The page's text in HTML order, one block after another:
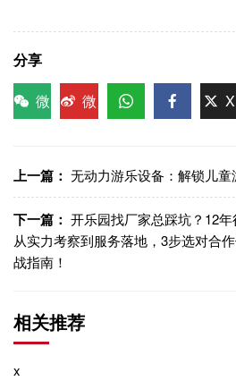
分享
微
微
X
上一篇： 无动力游乐设备：解锁儿
下一篇： 开乐园找厂家总踩坑？12
从实力考察到服务落地，3步选对合
战指南！
相关推荐
x